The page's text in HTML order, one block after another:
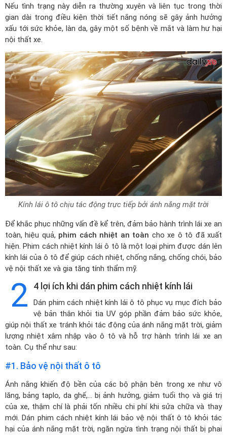
Nếu tình trạng này diễn ra thường xuyên và liên tục trong thời
gian dài trong điều kiện thời tiết nắng nóng sẽ gây ảnh hưởng
xấu tới sức khỏe, làn da, gây một số bệnh về mắt và làm hư hại
nội thất xe.
Kính lái ô tô chịu tác động trực tiếp bởi ánh nắng mặt trời
Để khắc phục những vấn đề kể trên, đảm bảo hành trình lái xe an
toàn, hiệu quả, phim cách nhiệt an toàn cho xe ô tô đã xuất
hiện. Phim cách nhiệt kính lái ô tô là một loại phim được dán lên
kính lái của ô tô để giúp cách nhiệt, chống nắng, chống chói, bảo
vệ nội thất xe và gia tăng tính thẩm mỹ.
2 4 lợi ích khi dán phim cách nhiệt kính lái
Dán phim cách nhiệt kính lái ô tô phục vụ mục đích bảo
vệ bản thân khỏi tia UV góp phần đảm bảo sức khỏe,
giúp nội thất xe tránh khỏi tác động của ánh nắng mặt trời, giảm
lượng nhiệt xâm nhập vào ô tô và hỗ trợ hành trình lái xe an
toàn. Cụ thể như sau:
#1. Bảo vệ nội thất ô tô
Ánh nắng khiến độ bền của các bộ phận bên trong xe như vô
lăng, bảng taplo, da ghế,... bị ảnh hưởng, giảm tuổi thọ và giá trị
của xe, thậm chí là phải tốn nhiều chi phí khi sửa chữa và thay
mới. Dán phim cách nhiệt kính lái bảo vệ nội thất ô tô khỏi tác
hại của ánh nắng mặt trời, ngăn ngừa tình trạng nội thất bị phai